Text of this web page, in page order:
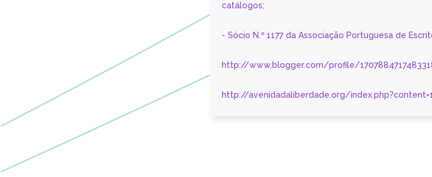
catálogos;
- Sócio N.º 1177 da Associação Portuguesa de
http://www.blogger.com/profile/
http://avenidadaliberdade.org/